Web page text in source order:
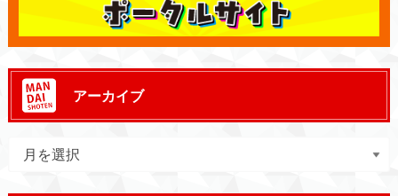
アーカイブ